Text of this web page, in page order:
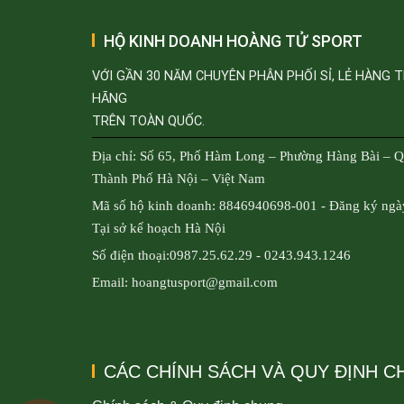
HỘ KINH DOANH HOÀNG TỬ SPORT
VỚI GẦN 30 NĂM CHUYÊN PHÂN PHỐI SỈ, LẺ HÀNG
HÃNG
TRÊN TOÀN QUỐC.
Địa chỉ: Số 65, Phố Hàm Long – Phường Hàng Bài –
Thành Phố Hà Nội – Việt Nam
Mã số hộ kinh doanh: 8846940698-001 - Đăng ký
Tại sở kế hoạch Hà Nội
Số điện thoại:0987.25.62.29 - 0243.943.1246
Email: hoangtusport@gmail.com
CÁC CHÍNH SÁCH VÀ QUY ĐỊNH